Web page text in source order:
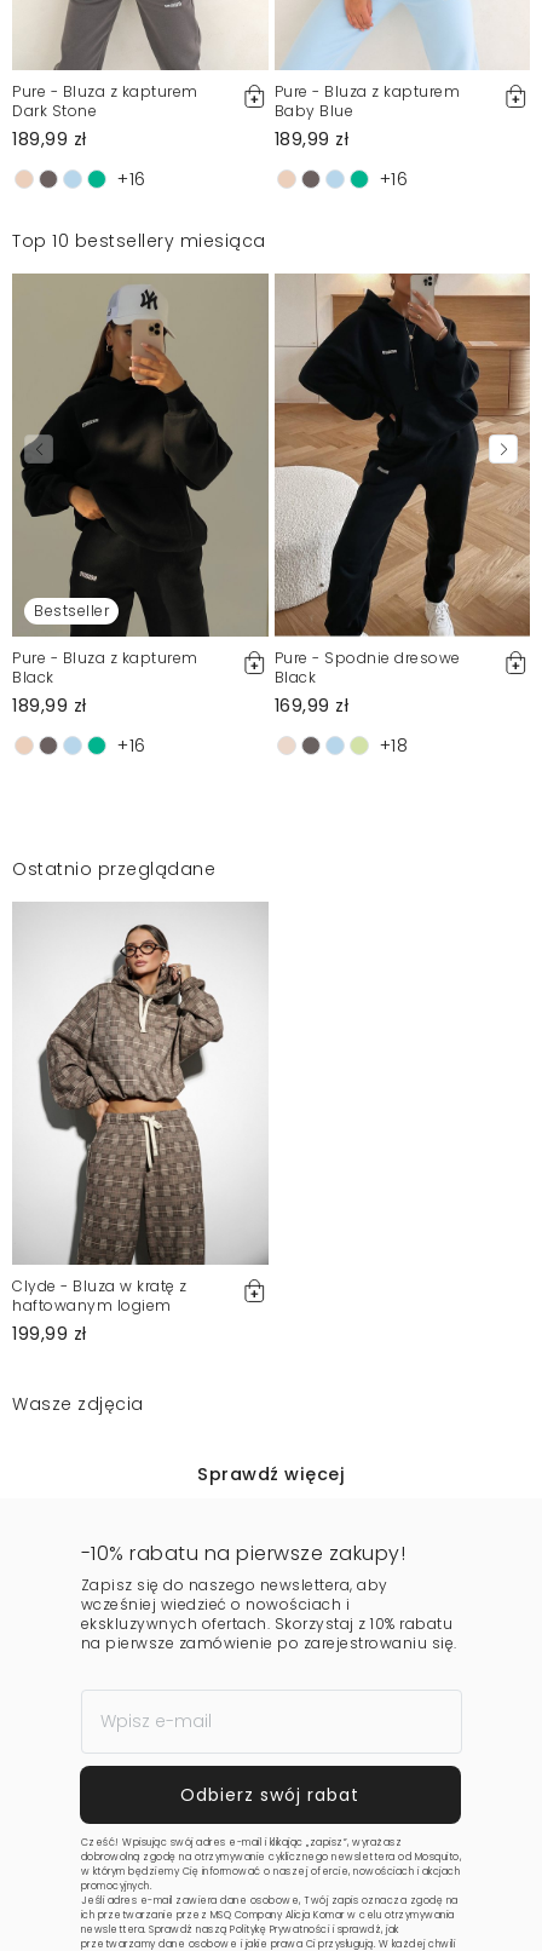
Pure - Bluza z kapturem
Dark Stone
189,99 zł
+16
Pure - Bluza z kapturem
Baby Blue
189,99 zł
+16
Top 10 bestsellery miesiąca
Bestseller
Pure - Bluza z kapturem
Black
189,99 zł
+16
Pure - Spodnie dresowe
Black
169,99 zł
+18
Ostatnio przeglądane
Clyde - Bluza w kratę z
haftowanym logiem
199,99 zł
Wasze zdjęcia
Sprawdź więcej
-10% rabatu na pierwsze zakupy!
Zapisz się do naszego newslettera, aby
wcześniej wiedzieć o nowościach i
ekskluzywnych ofertach. Skorzystaj z 10% rabatu
na pierwsze zamówienie po zarejestrowaniu się.
Cześć! Wpisując swój adres e-mail i klikając „zapisz”, wyrażasz
dobrowolną zgodę na otrzymywanie cyklicznego newslettera od Mosquito,
w którym będziemy Cię informować o naszej ofercie, nowościach i akcjach
promocyjnych.
Jeśli adres e-mail zawiera dane osobowe, Twój zapis oznacza zgodę na
ich przetwarzanie przez MSQ Company Alicja Komar w celu otrzymywania
newslettera. Sprawdź naszą Politykę Prywatnościi sprawdź, jak
przetwarzamy dane osobowe i jakie prawa Ci przysługują. W każdej chwili